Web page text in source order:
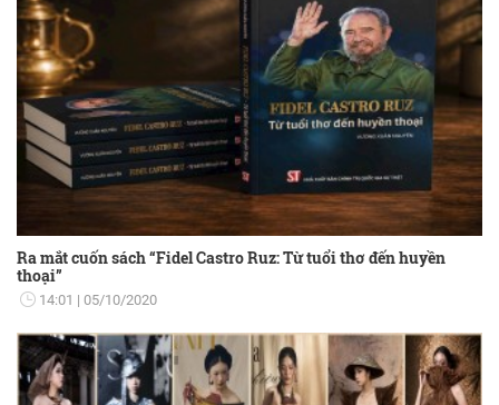
Ra mắt cuốn sách “Fidel Castro Ruz: Từ tuổi thơ đến huyền
thoại”
14:01 05/10/2020